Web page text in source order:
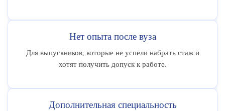
Нет опыта после вуза
Для выпускников, которые не успели набрать стаж и
хотят получить допуск к работе.
Дополнительная специальность